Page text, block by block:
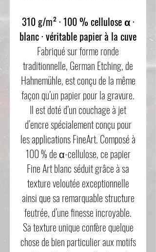
310 g/m² · 100 % cellulose α ·
blanc · véritable papier à la cuve
Fabriqué sur forme ronde
traditionnelle, German Etching, de
Hahnemühle, est conçu de la même
façon qu’un papier pour la gravure.
Il est doté d’un couchage à jet
d’encre spécialement conçu pour
les applications FineArt. Composé à
100 % de α-cellulose, ce papier
Fine Art blanc séduit grâce à sa
texture veloutée exceptionnelle
ainsi que sa remarquable structure
feutrée, d’une finesse incroyable.
Sa texture unique confère quelque
chose de bien particulier aux motifs